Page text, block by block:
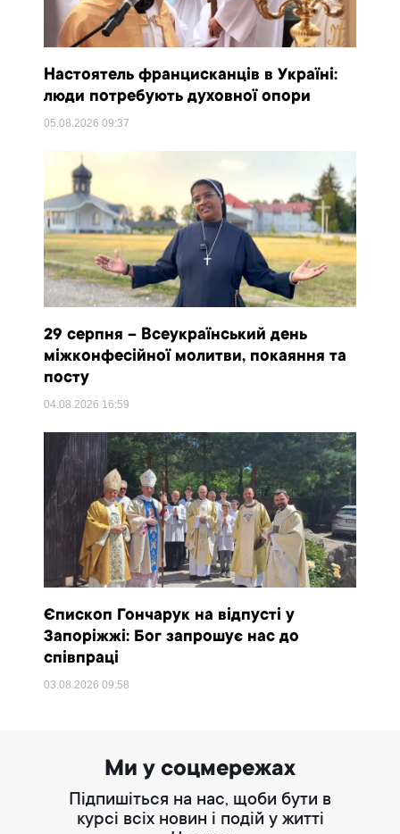
Настоятель францисканців в Україні:
люди потребують духовної опори
05.08.202609:37
29 серпня – Всеукраїнський день
міжконфесійної молитви, покаяння та
посту
04.08.2026 16:59
Єпископ Гончарук на відпусті у
Запоріжжі: Бог запрошує нас до
співпраці
03.08.202609:58
Ми у соцмережах
Підпишіться на нас, щоби бути в
курсі всіх новин і подій у житті